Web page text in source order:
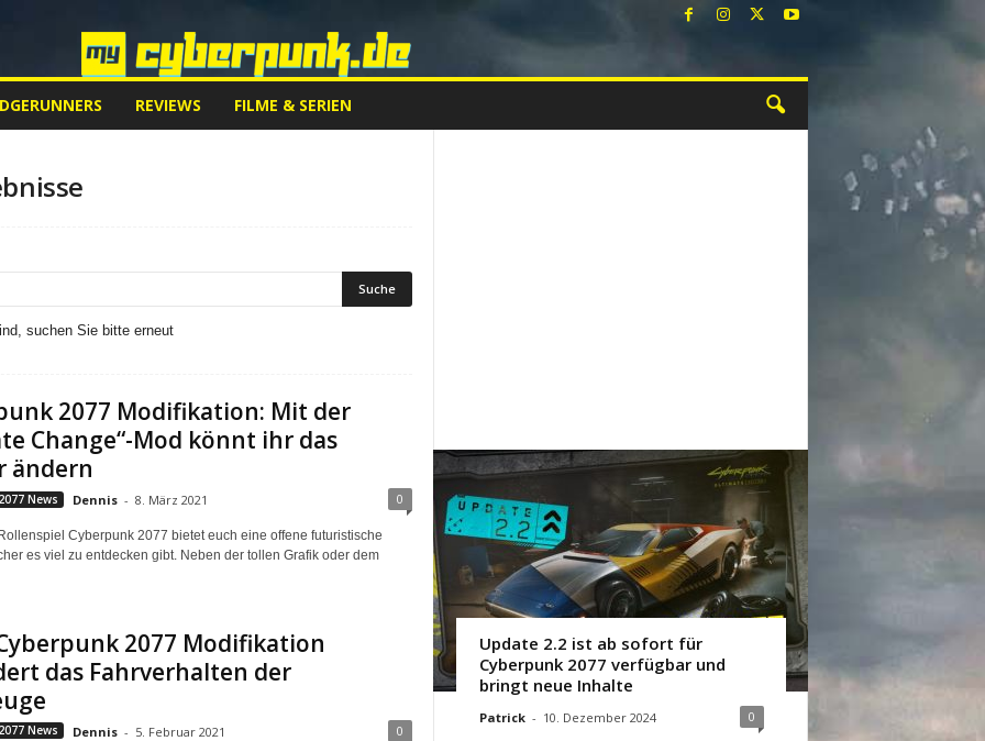
REVIEWS FILME & SERIEN
suchen Sie bitte erneut
2077 Modifikation: Mit der
Change“-Mod könnt ihr das
ändern
News Dennis - 8. März 2021 0
Cyberpunk 2077 bietet euch eine offene futuristische
es viel zu entdecken gibt. Neben der tollen Grafik oder dem
2077 Modifikation
das Fahrverhalten der
News Dennis - 5. Februar 2021 0
Update 2.2 ist ab sofort für
Cyberpunk 2077 verfügbar und
bringt neue Inhalte
Patrick - 10. Dezember 2024 0